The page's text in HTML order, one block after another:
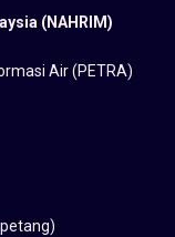
(NAHRIM)
Air (PETRA)